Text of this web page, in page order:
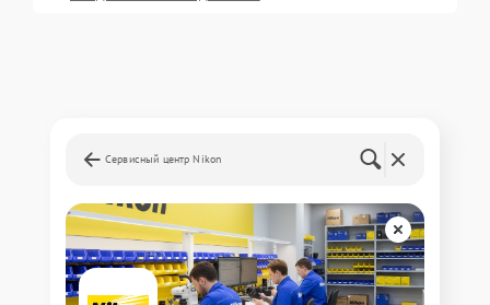
Сервисный центр Nikon